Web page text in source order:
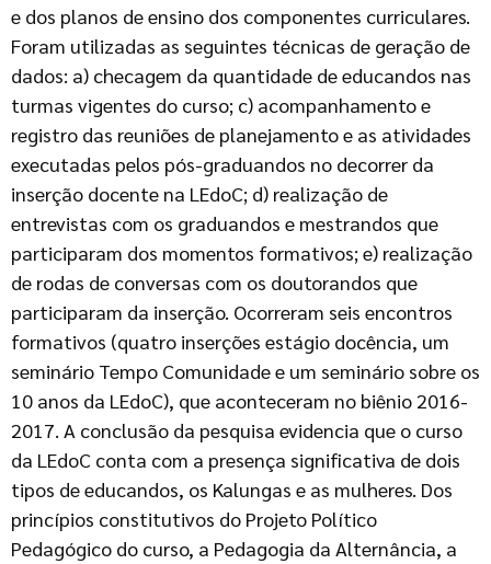
e dos planos de ensino dos componentes curriculares.
Foram utilizadas as seguintes técnicas de geração de
dados: a) checagem da quantidade de educandos nas
turmas vigentes do curso; c) acompanhamento e
registro das reuniões de planejamento e as atividades
executadas pelos pós-graduandos no decorrer da
inserção docente na LEdoC; d) realização de
entrevistas com os graduandos e mestrandos que
participaram dos momentos formativos; e) realização
de rodas de conversas com os doutorandos que
participaram da inserção. Ocorreram seis encontros
formativos (quatro inserções estágio docência, um
seminário Tempo Comunidade e um seminário sobre os
10 anos da LEdoC), que aconteceram no biênio 2016-
2017. A conclusão da pesquisa evidencia que o curso
da LEdoC conta com a presença significativa de dois
tipos de educandos, os Kalungas e as mulheres. Dos
princípios constitutivos do Projeto Político
Pedagógico do curso, a Pedagogia da Alternância, a